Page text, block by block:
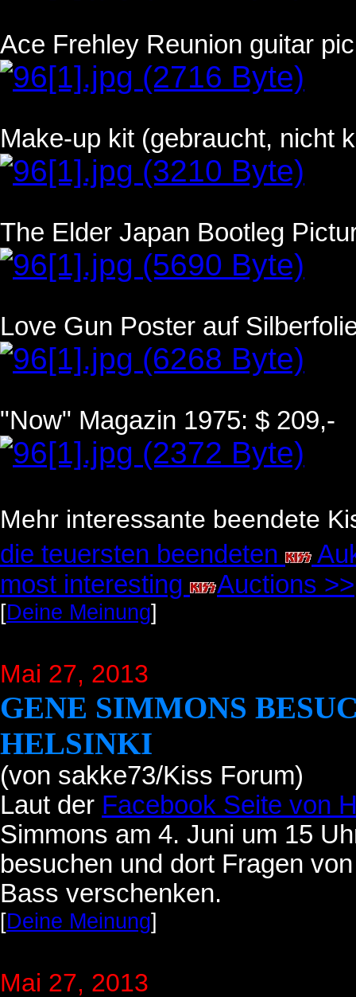
Ace Frehley Reunion guitar
Make-up kit (gebraucht, nicht
The Elder Japan Bootleg
Love Gun Poster auf
"Now" Magazin 1975: $ 209,-
Mehr interessante beendete
die teuersten beendeten
most interesting
Auctions >>
[Deine Meinung]
Mai 27, 2013
GENE SIMMONS
HELSINKI
(von sakke73/Kiss Forum)
Laut der Facebook Seite von
Simmons am 4. Juni um 15
besuchen und dort Fragen
Bass verschenken.
[Deine Meinung]
Mai 27, 2013